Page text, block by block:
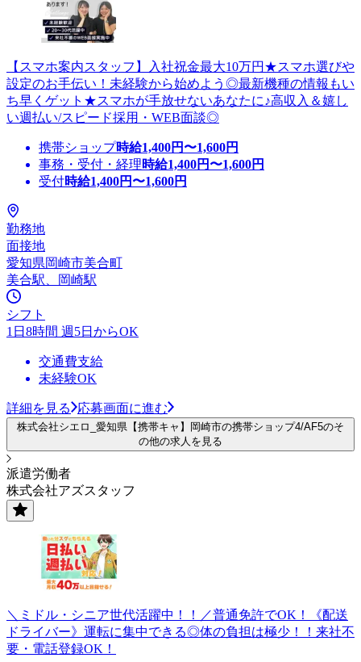
【スマホ案内スタッフ】入社祝金最大10万円★スマホ選びや
設定のお手伝い！未経験から始めよう◎最新機種の情報もい
ち早くゲット★スマホが手放せないあなたに♪高収入＆嬉し
い週払い/スピード採用・WEB面談◎
携帯ショップ時給1,400円〜1,600円
事務・受付・経理時給1,400円〜1,600円
受付時給1,400円〜1,600円
勤務地
面接地
愛知県岡崎市美合町
美合駅、岡崎駅
シフト
1日8時間 週5日からOK
交通費支給
未経験OK
詳細を見る 応募画面に進む
株式会社シエロ_愛知県【携帯キャ】岡崎市の携帯ショップ4/AF5のそ
の他の求人を見る
派遣労働者
株式会社アズスタッフ
＼ミドル・シニア世代活躍中！！／普通免許でOK！《配送
ドライバー》運転に集中できる◎体の負担は極少！！来社不
要・電話登録OK！